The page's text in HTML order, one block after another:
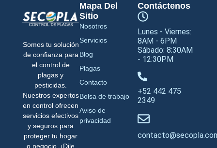
Somos tu solución
de confianza para
el control de
plagas y
pesticidas.
Nuestros expertos
en control ofrecen
servicios efectivos
y seguros para
proteger tu hogar
o negocio. ¡Dile
Contáctenos
Lunes - Viernes:
8AM - 6PM
Sábado: 8:30AM
- 12:30PM
+52 442 475
2349
Mapa Del
Sitio
Nosotros
Servicios
Blog
Plagas
Contacto
Bolsa de trabajo
Aviso de
privacidad